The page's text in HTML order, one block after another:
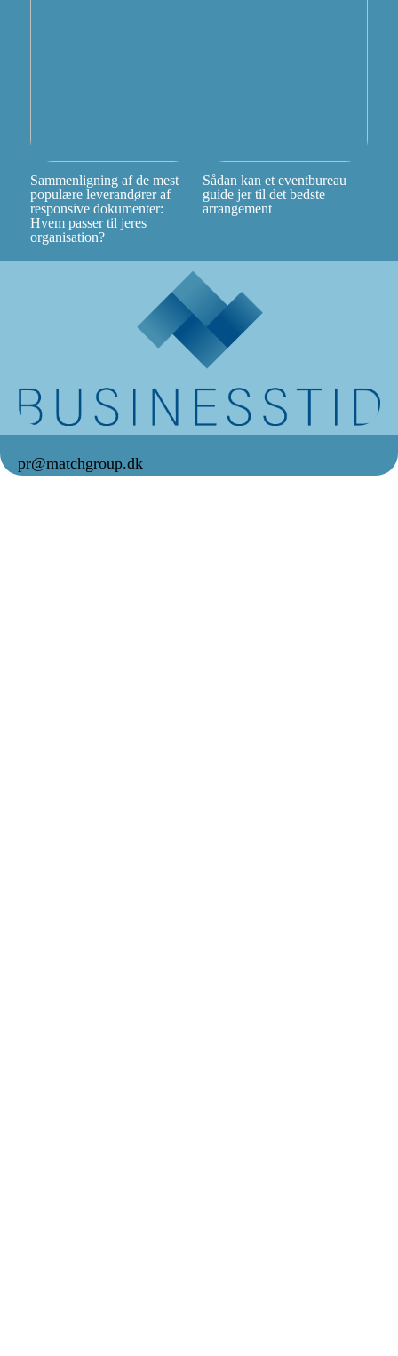
Sammenligning af de mest
populære leverandører af
responsive dokumenter:
Hvem passer til jeres
organisation?
Sådan kan et eventbureau
guide jer til det bedste
arrangement
pr@matchgroup.dk